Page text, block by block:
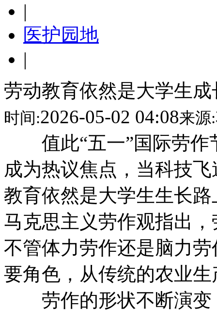
|
医护园地
|
劳动教育依然是大学生
时间:2026-05-02 04:08来源:
值此“五一”国际劳作
成为热议焦点，当科技
教育依然是大学生
马克思主义劳作观指出
不管体力劳作还是脑力
要角色，从传统的农
劳作的形状不断演变